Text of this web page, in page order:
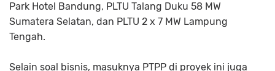
Park Hotel Bandung, PLTU Talang Duku 58 MW
Sumatera Selatan, dan PLTU 2 x 7 MW Lampung
Tengah.
Selain soal bisnis, masuknya PTPP di proyek ini juga